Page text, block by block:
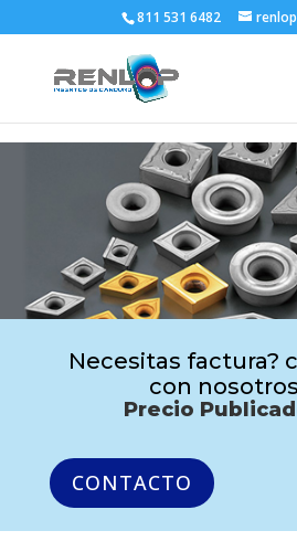
811 531 6482
Necesitas factura?
con nosotros
Precio
CONTACTO